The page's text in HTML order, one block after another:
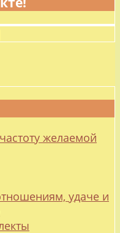
желаемой
удаче и